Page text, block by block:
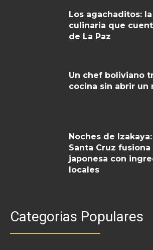
Los agachaditos:
culinaria que
de La Paz
Un chef boliviano
cocina sin abrir un
Noches de
Santa Cruz
japonesa con
locales
Categorias Populares